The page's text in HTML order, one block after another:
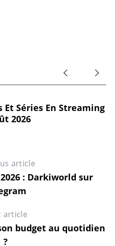
Séries En Streaming
2026
article
: Darkiworld sur
article
budget au quotidien
?